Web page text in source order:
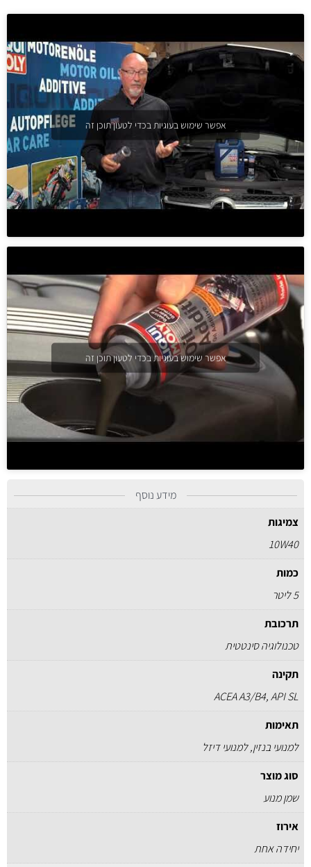
אפשר שימוש בעוגיות בכדי לטעון תוכן זה
אפשר שימוש בעוגיות בכדי לטעון תוכן זה
מידע נוסף
צמיגות
10W40
כמות
5 ליטר
תרכובת
טכנולוגיה סינטטית
תקינה
ACEA A3/B4, API SL
תאימות
למנועי בנזין, למנועי דיזל
סוג מוצר
שמן מנוע
אירוז
יחידה אחת